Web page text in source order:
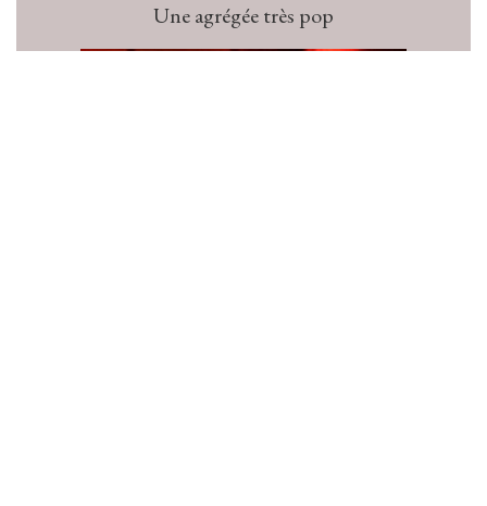
Une agrégée très pop